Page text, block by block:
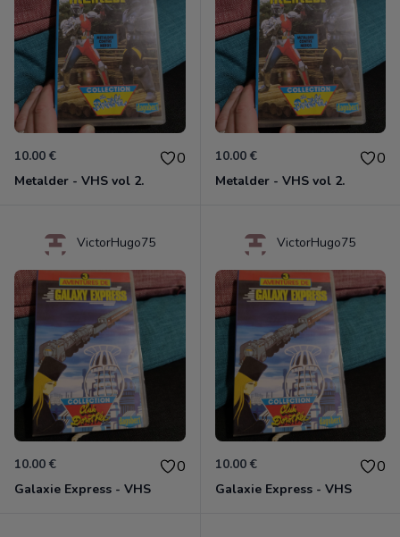
10.00 € 0
Metalder - VHS vol 2.
10.00 € 0
Metalder - VHS vol 2.
VictorHugo75
10.00 € 0
Galaxie Express - VHS
VictorHugo75
10.00 € 0
Galaxie Express - VHS